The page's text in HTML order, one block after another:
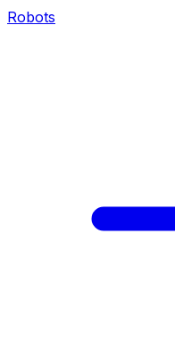
Robots